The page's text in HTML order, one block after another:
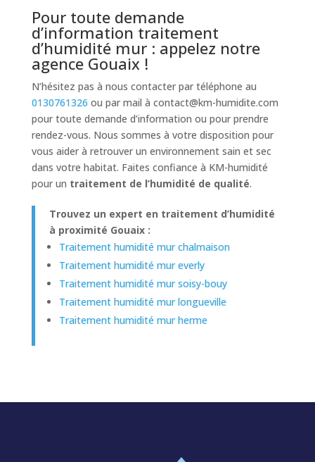
Pour toute demande
d’information traitement
d’humidité mur : appelez notre
agence Gouaix !
N’hésitez pas à nous contacter par téléphone au
0130761326 ou par mail à contact@km-humidite.com
pour toute demande d’information ou pour prendre
rendez-vous. Nous sommes à votre disposition pour
vous aider à retrouver un environnement sain et sec
dans votre habitat. Faites confiance à KM-humidité
pour un traitement de l’humidité de qualité.
Trouvez un expert en traitement d’humidité
à proximité Gouaix :
Traitement humidité mur chalmaison
Traitement humidité mur everly
Traitement humidité mur soisy-bouy
Traitement humidité mur longueville
Traitement humidité mur herme